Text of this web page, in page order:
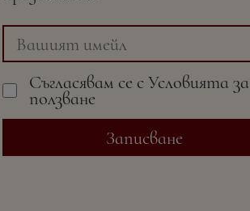
Съгласявам се с Условиятаза
ползване
Записване